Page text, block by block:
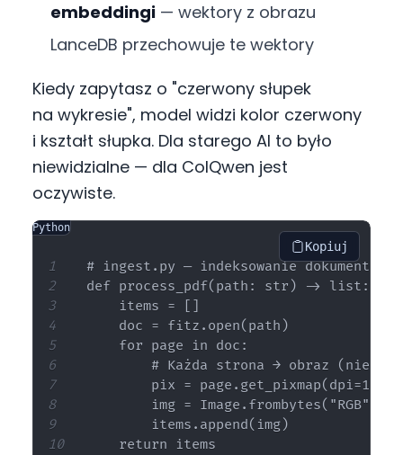
embeddingi — wektory z obrazu
LanceDB przechowuje te wektory
Kiedy zapytasz o "czerwony słupek
na wykresie", model widzi kolor czerwony
i kształt słupka. Dla starego AI to było
niewidzialne — dla ColQwen jest
oczywiste.
Python
Kopiuj
# ingest.py — indeksowanie dokumentów
def process_pdf(path: str) -> list:
    items = []
    doc = fitz.open(path)
    for page in doc:
# Każda strona → obraz (nie
        pix = page.get_pixmap(dpi=150)
img = Image.frombytes("RGB",
        items.append(img)
    return items